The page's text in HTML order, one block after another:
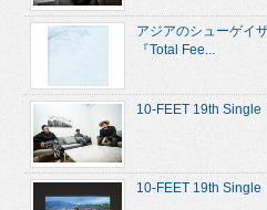
アジアのシューゲイ
『Total Fee...
10-FEET 19th Single
10-FEET 19th Single